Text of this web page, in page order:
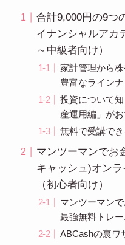
合計9,000円の9つ
イナンシャルアカ
～中級者向け）
家計管理から
豊富なライン
投資について
産運用編」が
無料で受講でき
マンツーマンでお
キャッシュ)オン
（初心者向け）
マンツーマン
最強無料トレ
ABCashの裏ワ